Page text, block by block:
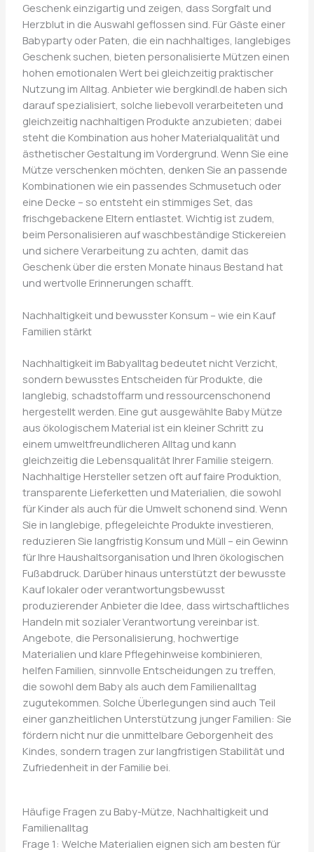
Geschenk einzigartig und zeigen, dass Sorgfalt und
Herzblut in die Auswahl geflossen sind. Für Gäste einer
Babyparty oder Paten, die ein nachhaltiges, langlebiges
Geschenk suchen, bieten personalisierte Mützen einen
hohen emotionalen Wert bei gleichzeitig praktischer
Nutzung im Alltag. Anbieter wie bergkindl.de haben sich
darauf spezialisiert, solche liebevoll verarbeiteten und
gleichzeitig nachhaltigen Produkte anzubieten; dabei
steht die Kombination aus hoher Materialqualität und
ästhetischer Gestaltung im Vordergrund. Wenn Sie eine
Mütze verschenken möchten, denken Sie an passende
Kombinationen wie ein passendes Schmusetuch oder
eine Decke – so entsteht ein stimmiges Set, das
frischgebackene Eltern entlastet. Wichtig ist zudem,
beim Personalisieren auf waschbeständige Stickereien
und sichere Verarbeitung zu achten, damit das
Geschenk über die ersten Monate hinaus Bestand hat
und wertvolle Erinnerungen schafft.
Nachhaltigkeit und bewusster Konsum – wie ein Kauf
Familien stärkt
Nachhaltigkeit im Babyalltag bedeutet nicht Verzicht,
sondern bewusstes Entscheiden für Produkte, die
langlebig, schadstoffarm und ressourcenschonend
hergestellt werden. Eine gut ausgewählte Baby Mütze
aus ökologischem Material ist ein kleiner Schritt zu
einem umweltfreundlicheren Alltag und kann
gleichzeitig die Lebensqualität Ihrer Familie steigern.
Nachhaltige Hersteller setzen oft auf faire Produktion,
transparente Lieferketten und Materialien, die sowohl
für Kinder als auch für die Umwelt schonend sind. Wenn
Sie in langlebige, pflegeleichte Produkte investieren,
reduzieren Sie langfristig Konsum und Müll – ein Gewinn
für Ihre Haushaltsorganisation und Ihren ökologischen
Fußabdruck. Darüber hinaus unterstützt der bewusste
Kauf lokaler oder verantwortungsbewusst
produzierender Anbieter die Idee, dass wirtschaftliches
Handeln mit sozialer Verantwortung vereinbar ist.
Angebote, die Personalisierung, hochwertige
Materialien und klare Pflegehinweise kombinieren,
helfen Familien, sinnvolle Entscheidungen zu treffen,
die sowohl dem Baby als auch dem Familienalltag
zugutekommen. Solche Überlegungen sind auch Teil
einer ganzheitlichen Unterstützung junger Familien: Sie
fördern nicht nur die unmittelbare Geborgenheit des
Kindes, sondern tragen zur langfristigen Stabilität und
Zufriedenheit in der Familie bei.
Häufige Fragen zu Baby-Mütze, Nachhaltigkeit und
Familienalltag
Frage 1: Welche Materialien eignen sich am besten für